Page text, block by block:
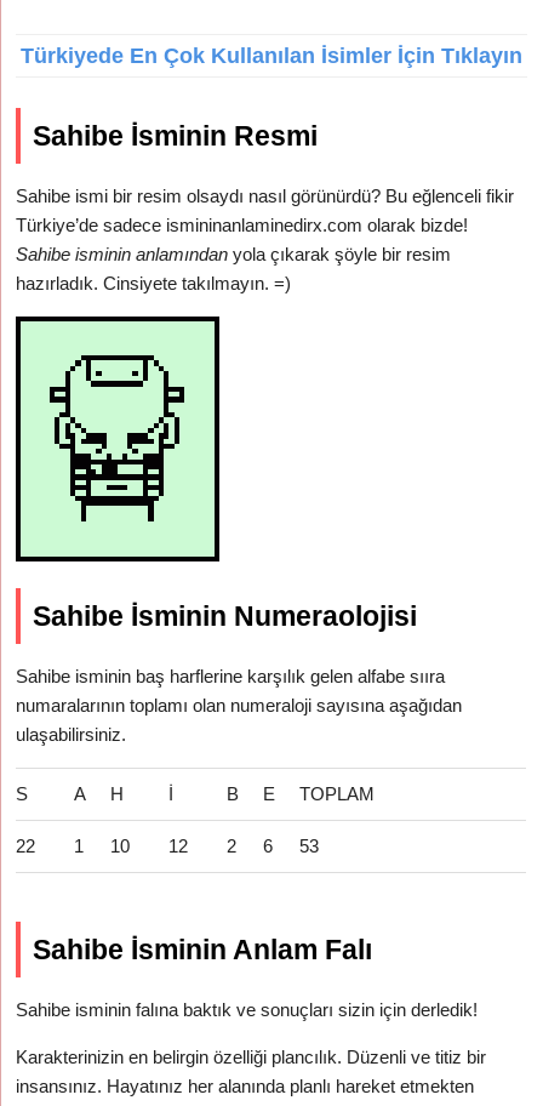
Türkiyede En Çok Kullanılan İsimler İçin Tıklayın
Sahibe İsminin Resmi
Sahibe ismi bir resim olsaydı nasıl görünürdü? Bu eğlenceli fikir
Türkiye’de sadece ismininanlaminedirx.com olarak bizde!
Sahibe isminin anlamından yola çıkarak şöyle bir resim
hazırladık. Cinsiyete takılmayın. =)
Sahibe İsminin Numeraolojisi
Sahibe isminin baş harflerine karşılık gelen alfabe sııra
numaralarının toplamı olan numeraloji sayısına aşağıdan
ulaşabilirsiniz.
S A H İ B E TOPLAM
22 1 10 12 2 6 53
Sahibe İsminin Anlam Falı
Sahibe isminin falına baktık ve sonuçları sizin için derledik!
Karakterinizin en belirgin özelliği plancılık. Düzenli ve titiz bir
insansınız. Hayatınız her alanında planlı hareket etmekten